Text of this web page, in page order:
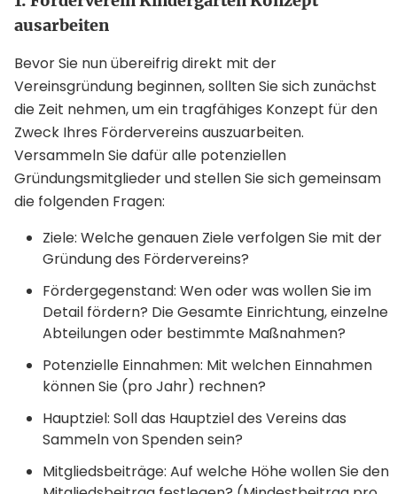
ausarbeiten
Bevor Sie nun übereifrig direkt mit der
Vereinsgründung beginnen, sollten Sie sich zunächst
die Zeit nehmen, um ein tragfähiges Konzept für den
Zweck Ihres Fördervereins auszuarbeiten.
Versammeln Sie dafür alle potenziellen
Gründungsmitglieder und stellen Sie sich gemeinsam
die folgenden Fragen:
Ziele: Welche genauen Ziele verfolgen Sie mit der
Gründung des Fördervereins?
Fördergegenstand: Wen oder was wollen Sie im
Detail fördern? Die Gesamte Einrichtung, einzelne
Abteilungen oder bestimmte Maßnahmen?
Potenzielle Einnahmen: Mit welchen Einnahmen
können Sie (pro Jahr) rechnen?
Hauptziel: Soll das Hauptziel des Vereins das
Sammeln von Spenden sein?
Mitgliedsbeiträge: Auf welche Höhe wollen Sie den